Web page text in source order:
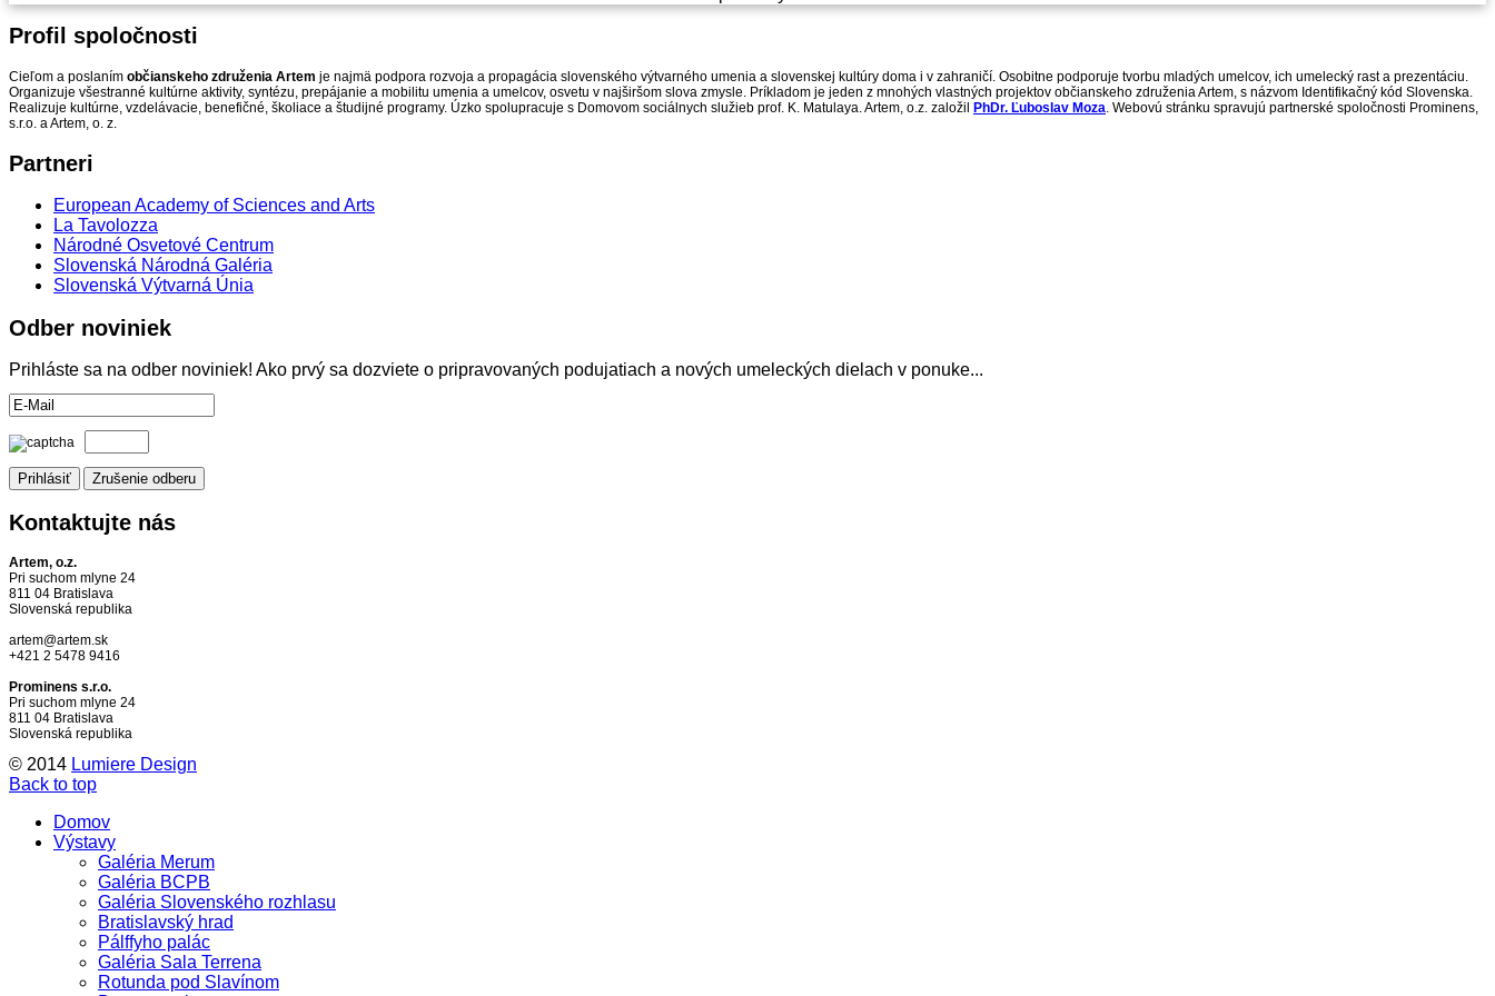
Profil spoločnosti
Cieľom a poslaním občianskeho združenia Artem je najmä podpora rozvoja a propagácia slovenského výtvarného umenia a slovenskej kultúry doma i v zahraničí. Osobitne podporuje tvorbu mladých umelcov, ich umelecký rast a prezentáciu.
Organizuje všestranné kultúrne aktivity, syntézu, prepájanie a mobilitu umenia a umelcov, osvetu v najširšom slova zmysle. Príkladom je jeden z mnohých vlastných projektov občianskeho združenia Artem, s názvom Identifikačný kód Slovenska.
Realizuje kultúrne, vzdelávacie, benefičné, školiace a študijné programy. Úzko spolupracuje s Domovom sociálnych služieb prof. K. Matulaya. Artem, o.z. založil
PhDr. Ľuboslav Moza. Webovú stránku spravujú partnerské spoločnosti Prominens,
s.r.o. a Artem, o. z.
Partneri
European Academy of Sciences and Arts
La Tavolozza
Národné Osvetové Centrum
Slovenská Národná Galéria
Slovenská Výtvarná Únia
Odber noviniek
Prihláste sa na odber noviniek! Ako prvý sa dozviete o pripravovaných podujatiach a nových umeleckých dielach v ponuke...
Kontaktujte nás
Artem, o.z.
Pri suchom mlyne 24
811 04 Bratislava
Slovenská republika
artem@artem.sk
+421 2 5478 9416
Prominens s.r.o.
Pri suchom mlyne 24
811 04 Bratislava
Slovenská republika
© 2014 Lumiere Design
Back to top
Domov
Výstavy
Galéria Merum
Galéria BCPB
Galéria Slovenského rozhlasu
Bratislavský hrad
Pálffyho palác
Galéria Sala Terrena
Rotunda pod Slavínom